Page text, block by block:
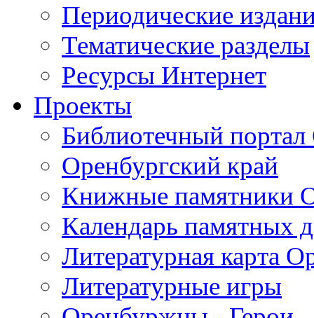
Периодические
Тематические разделы
Ресурсы Интернет
Проекты
Библиотечный портал
Оренбургский край
Книжные памятники
Календарь памятных
Литературная карта
Литературные игры